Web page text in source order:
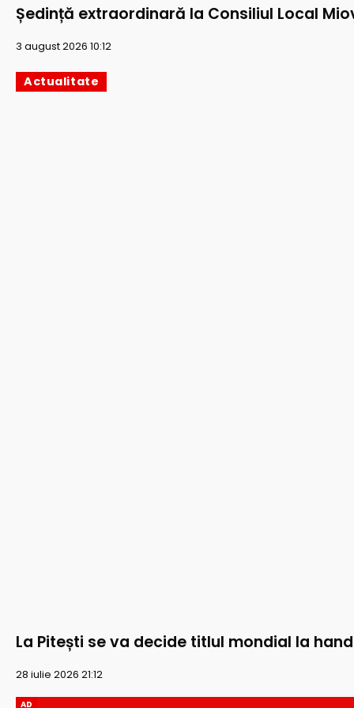
Ședință extraordinară la Consiliul Local
3 august 2026 10:12
Actualitate
La Pitești se va decide titlul mondial la
28 iulie 2026 21:12
AD